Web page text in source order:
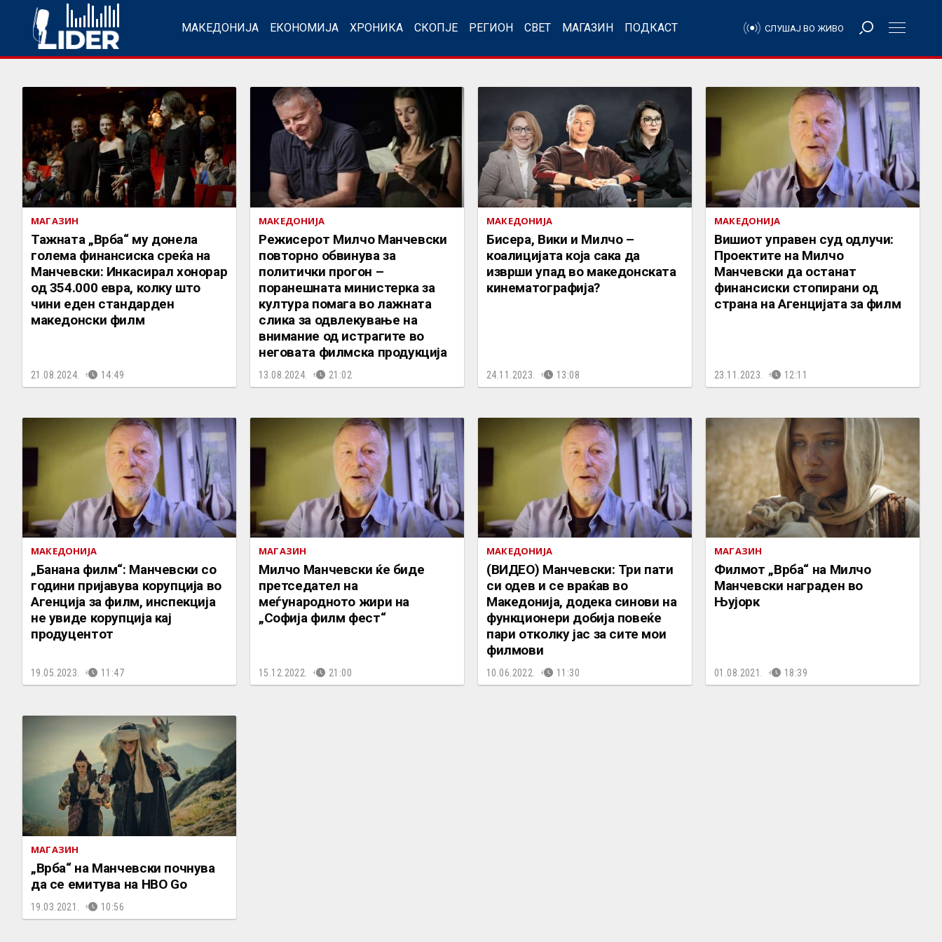
МАКЕДОНИЈА ЕКОНОМИЈА ХРОНИКА СКОПЈЕ РЕГИОН СВЕТ МАГАЗИН ПОДКАСТ СЛУШАЈ ВО ЖИВО
МАГАЗИН
Тажната „Врба“ му донела
голема финансиска среќа на
Манчевски: Инкасирал хонорар
од 354.000 евра, колку што
чини еден стандарден
македонски филм
21.08.2024. 14:49
МАКЕДОНИЈА
Режисерот Милчо Манчевски
повторно обвинува за
политички прогон –
поранешната министерка за
култура помага во лажната
слика за одвлекување на
внимание од истрагите во
неговата филмска продукција
13.08.2024. 21:02
МАКЕДОНИЈА
Бисера, Вики и Милчо –
коалицијата која сака да
изврши упад во македонската
кинематографија?
24.11.2023. 13:08
МАКЕДОНИЈА
Вишиот управен суд одлучи:
Проектите на Милчо
Манчевски да останат
финансиски стопирани од
страна на Агенцијата за филм
23.11.2023. 12:11
МАКЕДОНИЈА
„Банана филм“: Манчевски со
години пријавува корупција во
Агенција за филм, инспекција
не увиде корупција кај
продуцентот
19.05.2023. 11:47
МАГАЗИН
Милчо Манчевски ќе биде
претседател на
меѓународното жири на
„Софија филм фест“
15.12.2022. 21:00
МАКЕДОНИЈА
(ВИДЕО) Манчевски: Три пати
си одев и се враќав во
Македонија, додека синови на
функционери добија повеќе
пари отколку јас за сите мои
филмови
10.06.2022. 11:30
МАГАЗИН
Филмот „Врба“ на Милчо
Манчевски награден во
Њујорк
01.08.2021. 18:39
МАГАЗИН
„Врба“ на Mанчевски почнува
да се емитува на HBO Go
19.03.2021. 10:56